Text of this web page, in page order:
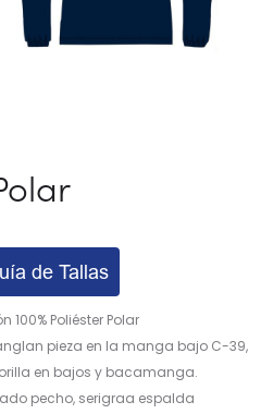
de Tallas
100% Poliéster Polar
pieza en la manga bajo C-39,
en bajos y bacamanga.
pecho, serigraa espalda